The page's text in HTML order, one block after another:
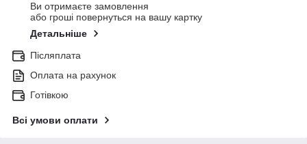
Ви отримаєте замовлення
або гроші повернуться на вашу картку
Детальніше
Післяплата
Оплата на рахунок
Готівкою
Всі умови оплати